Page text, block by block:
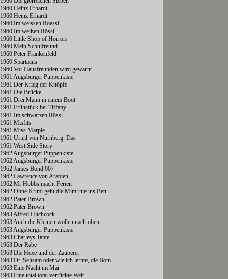
1960 Heinz Erhardt
1960 Heinz Erhardt
1960 Im weissen Roessl
1960 Im weißen Rössl
1960 Little Shop of Horrors
1960 Mein Schulfreund
1960 Peter Frankenfeld
1960 Spartacus
1960 Vor Hausfreunden wird gewarnt
1961 Augsburger Puppenkiste
1961 Der Krieg der Knöpfe
1961 Die Brücke
1961 Drei Mann in einem Boot
1961 Frühstück bei Tiffany
1961 Im schwarzen Rössl
1961 Misfits
1961 Miss Marple
1961 Urteil von Nürnberg, Das
1961 West Side Story
1962 Augsburger Puppenkiste
1962 Augsburger Puppenkiste
1962 James Bond 007
1962 Lawrence von Arabien
1962 Mr Hobbs macht Ferien
1962 Ohne Krimi geht die Mimi nie ins Bett
1962 Pater Brown
1962 Pater Brown
1963 Alfred Hitchcock
1963 Auch die Kleinen wollen nach oben
1963 Augsburger Puppenkiste
1963 Charleys Tante
1963 Der Rabe
1963 Die Hexe und der Zauberer
1963 Dr. Seltsam oder wie ich lernte, die Bom
1963 Eine Nacht im Mai
1963 Eine total total verrückte Welt